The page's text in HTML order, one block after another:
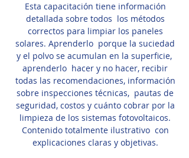
Esta capacitación tiene información
detallada sobre todos los métodos
correctos para limpiar los paneles
solares. Aprenderlo porque la suciedad
y el polvo se acumulan en la superficie,
aprenderlo hacer y no hacer, recibir
todas las recomendaciones, información
sobre inspecciones técnicas, pautas de
seguridad, costos y cuánto cobrar por la
limpieza de los sistemas fotovoltaicos.
Contenido totalmente ilustrativo con
explicaciones claras y objetivas.